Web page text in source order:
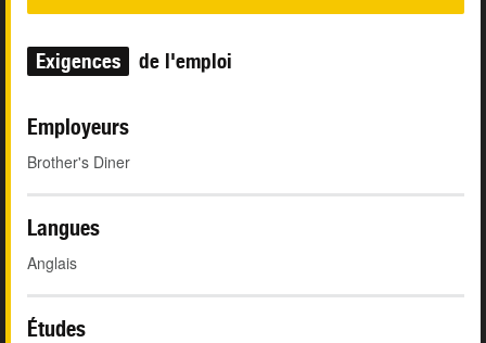
Exigences de l'emploi
Employeurs
Brother's Diner
Langues
Anglais
Études